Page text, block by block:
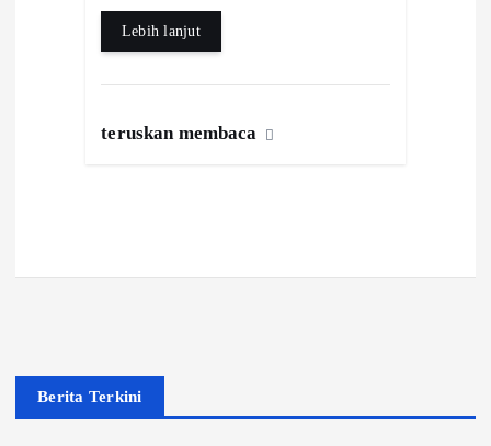
Lebih lanjut
teruskan membaca
Berita Terkini